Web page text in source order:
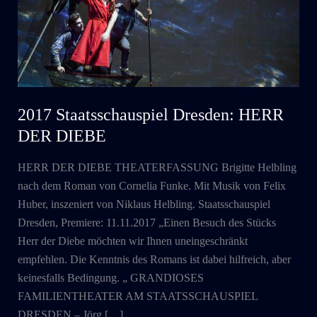
2017 Staatsschauspiel Dresden: HERR
DER DIEBE
HERR DER DIEBE THEATERFASSUNG Brigitte Helbling
nach dem Roman von Cornelia Funke. Mit Musik von Felix
Huber, inszeniert von Niklaus Helbling. Staatsschauspiel
Dresden, Premiere: 11.11.2017 „Einen Besuch des Stücks
Herr der Diebe möchten wir Ihnen uneingeschränkt
empfehlen. Die Kenntnis des Romans ist dabei hilfreich, aber
keinesfalls Bedingung. „ GRANDIOSES
FAMILIENTHEATER AM STAATSSCHAUSPIEL
DRESDEN – Jörg […]